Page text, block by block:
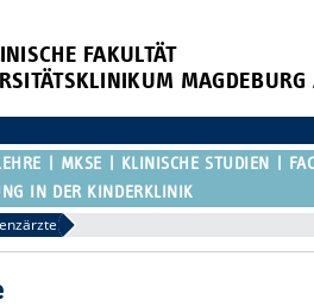
FAKULTÄT
MKSE KLINISCHE STUDIEN
IN DER KINDERKLINIK